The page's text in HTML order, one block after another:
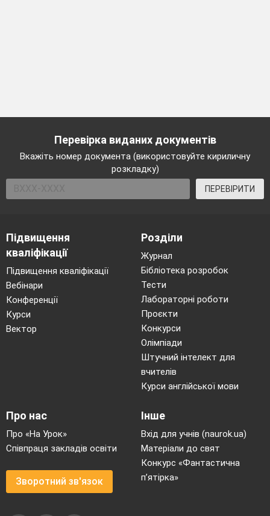
Перевірка виданих документів
Вкажіть номер документа (використовуйте кириличну
розкладку)
ПЕРЕВІРИТИ
Підвищення
кваліфікації
Підвищення кваліфікації
Вебінари
Конференції
Курси
Вектор
Розділи
Журнал
Бібліотека розробок
Тести
Лабораторні роботи
Проєкти
Конкурси
Олімпіади
Штучний інтелект для
вчителів
Курси англійської мови
Про нас
Про «На Урок»
Співпраця закладів освіти
Зворотний зв'язок
Інше
Вхід для учнів (naurok.ua)
Матеріали до свят
Конкурс «Фантастична
п’ятірка»